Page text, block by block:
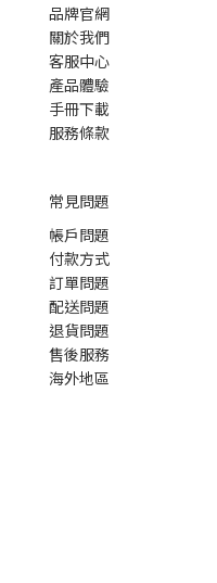
品牌官網
關於我們
客服中心
產品體驗
手冊下載
服務條款
常見問題
帳戶問題
付款方式
訂單問題
配送問題
退貨問題
售後服務
海外地區